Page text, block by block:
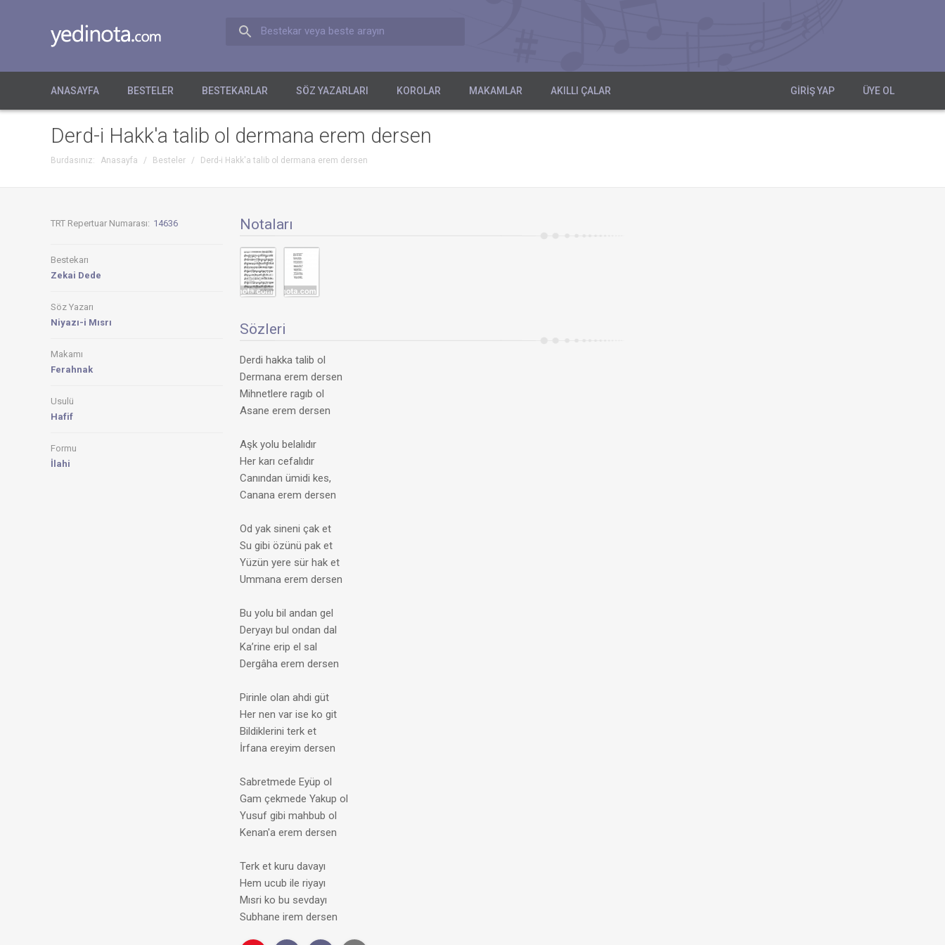
Bestekar veya beste arayın
ANASAYFA BESTELER BESTEKARLAR SÖZ YAZARLARI KOROLAR MAKAMLAR AKILLI ÇALAR GIRIŞ YAP ÜYE OL
Derd-i Hakk'a talib ol dermana erem dersen
Burdasınız: Anasayfa / Besteler / Derd-i Hakk'a talib ol dermana erem dersen
TRT Repertuar Numarası: 14636
Bestekarı
Zekai Dede
Söz Yazarı
Niyazı-i Mısrı
Makamı
Ferahnak
Usulü
Hafif
Formu
İlahi
Notaları
Sözleri
Derdi hakka talib ol
Dermana erem dersen
Mihnetlere ragıb ol
Asane erem dersen
Aşk yolu belalıdır
Her karı cefalıdır
Canından ümidi kes,
Canana erem dersen
Od yak sineni çak et
Su gibi özünü pak et
Yüzün yere sür hak et
Ummana erem dersen
Bu yolu bil andan gel
Deryayı bul ondan dal
Ka’rine erip el sal
Dergâha erem dersen
Pirinle olan ahdi güt
Her nen var ise ko git
Bildiklerini terk et
İrfana ereyim dersen
Sabretmede Eyüp ol
Gam çekmede Yakup ol
Yusuf gibi mahbub ol
Kenan'a erem dersen
Terk et kuru davayı
Hem ucub ile riyayı
Mısri ko bu sevdayı
Subhane irem dersen